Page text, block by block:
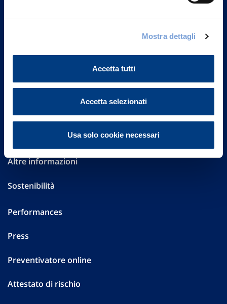
Mostra dettagli
Accetta tutti
Accetta selezionati
Usa solo cookie necessari
FAQ
Governance
Investor Relations
Altre informazioni
Sostenibilità
Performances
Press
Preventivatore online
Attestato di rischio